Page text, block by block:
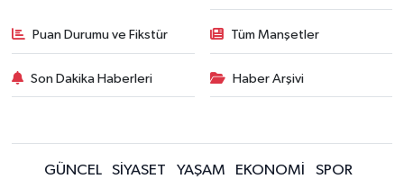
Puan Durumu ve Fikstür Tüm Manşetler
Son Dakika Haberleri Haber Arşivi
GÜNCEL SİYASET YAŞAM EKONOMİ
SPOR